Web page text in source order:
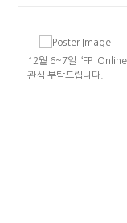
12월 6~7일 ‘FP
관심 부탁드립니다.